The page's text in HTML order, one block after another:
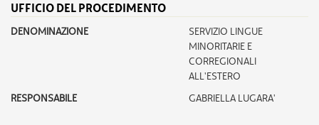
UFFICIO DEL PROCEDIMENTO
DENOMINAZIONE
SERVIZIO LINGUE
MINORITARIE E
CORREGIONALI
ALL'ESTERO
RESPONSABILE
GABRIELLA LUGARA'